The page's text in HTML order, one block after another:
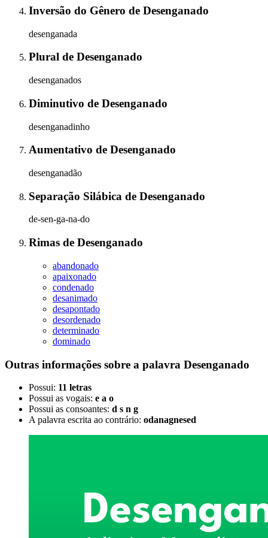
Inversão do Gênero de Desenganado
desenganada
Plural de Desenganado
desenganados
Diminutivo de Desenganado
desenganadinho
Aumentativo de Desenganado
desenganadão
Separação Silábica de Desenganado
de-sen-ga-na-do
Rimas de Desenganado
abandonado
apaixonado
condenado
desanimado
desapontado
desordenado
determinado
dominado
Outras informações sobre a palavra Desenganado
Possui: 11 letras
Possui as vogais: e a o
Possui as consoantes: d s n g
A palavra escrita ao contrário: odanagnesed